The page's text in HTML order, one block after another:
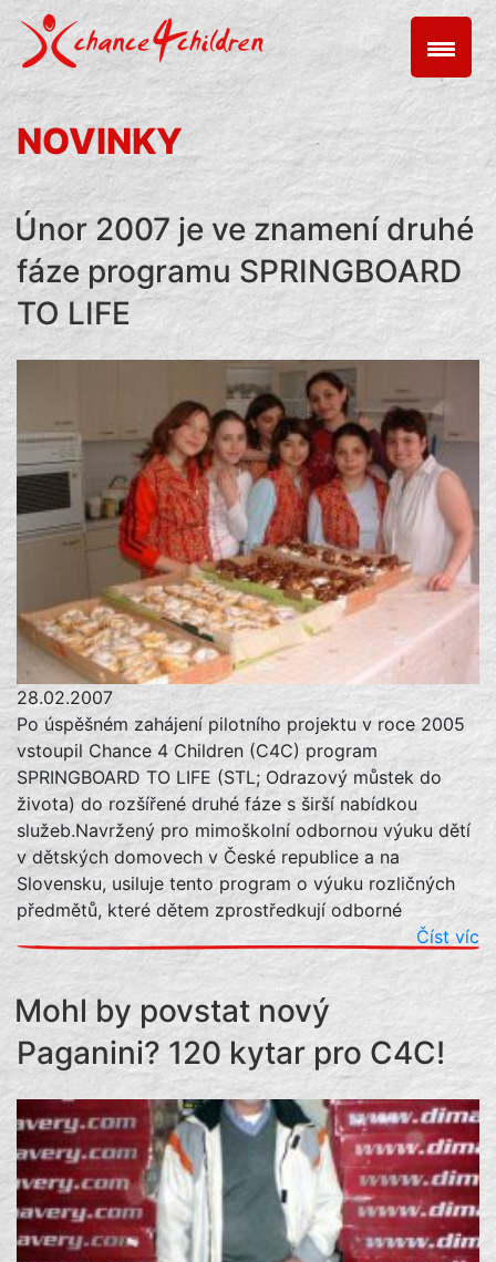
Skip
to
content
NOVINKY
Únor 2007 je ve znamení druhé
fáze programu SPRINGBOARD
TO LIFE
28.02.2007
Po úspěšném zahájení pilotního projektu v roce 2005
vstoupil Chance 4 Children (C4C) program
SPRINGBOARD TO LIFE (STL; Odrazový můstek do
života) do rozšířené druhé fáze s širší nabídkou
služeb.Navržený pro mimoškolní odbornou výuku dětí
v dětských domovech v České republice a na
Slovensku, usiluje tento program o výuku rozličných
předmětů, které dětem zprostředkují odborné
Číst víc
Mohl by povstat nový
Paganini? 120 kytar pro C4C!